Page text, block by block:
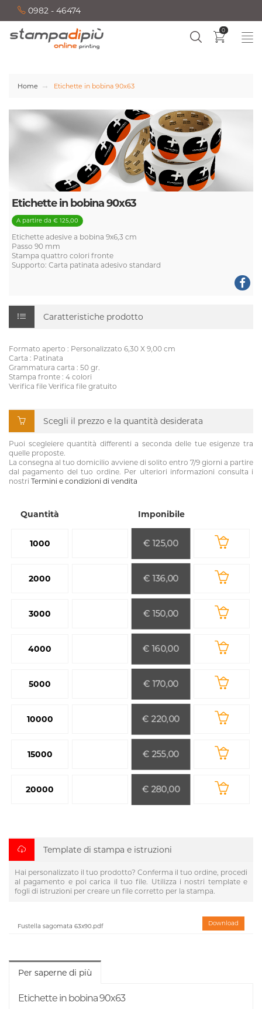
0982 - 46474
0
Home Etichette in bobina 90x63
Etichette in bobina 90x63
A partire da € 125,00
Etichette adesive a bobina 9x6,3 cm
Passo 90 mm
Stampa quattro colori fronte
Supporto: Carta patinata adesivo standard
Caratteristiche prodotto
Formato aperto : Personalizzato 6,30 X 9,00 cm
Carta : Patinata
Grammatura carta : 50 gr.
Stampa fronte : 4 colori
Verifica file Verifica file gratuito
Scegli il prezzo e la quantità desiderata
Puoi scegleiere quantità differenti a seconda delle tue esigenze tra
quelle proposte.
La consegna al tuo domicilio avviene di solito entro 7/9 giorni a partire
dal pagamento del tuo ordine. Per ulteriori informazioni consulta i
nostri Termini e condizioni di vendita
Quantità Imponibile
1000 € 125,00
2000 € 136,00
3000 € 150,00
4000 € 160,00
5000 € 170,00
10000 € 220,00
15000 € 255,00
20000 € 280,00
Template di stampa e istruzioni
Hai personalizzato il tuo prodotto? Conferma il tuo ordine, procedi
al pagamento e poi carica il tuo file. Utilizza i nostri template e
fogli di istruzioni per creare un file corretto per la stampa.
Fustella sagomata 63x90.pdf Download
Per saperne di più
Etichette in bobina 90x63